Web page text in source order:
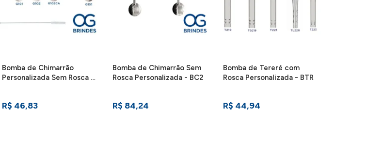
Bomba de Chimarrão
Personalizada Sem Rosca -
R$ 46,83
Bomba de Chimarrão Sem
Rosca Personalizada - BC2
R$ 84,24
Bomba de Tereré com
Rosca Personalizada - BTR
R$ 44,94